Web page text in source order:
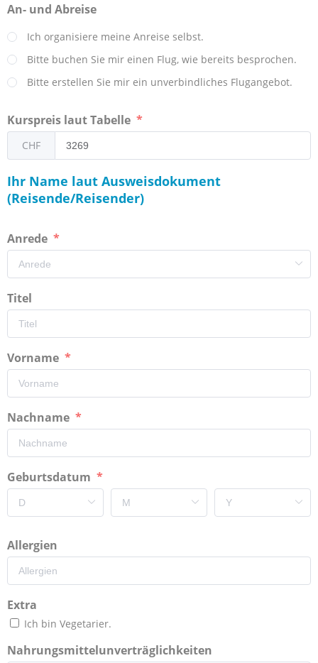
An- und Abreise
Ich organisiere meine Anreise selbst.
Bitte buchen Sie mir einen Flug, wie bereits besprochen.
Bitte erstellen Sie mir ein unverbindliches Flugangebot.
Kurspreis laut Tabelle
CHF
Ihr Name laut Ausweisdokument
(Reisende/Reisender)
Anrede
Titel
Vorname
Nachname
Geburtsdatum
Allergien
Extra
Ich bin Vegetarier.
Nahrungsmittelunverträglichkeiten